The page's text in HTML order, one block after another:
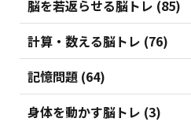
脳を若返らせる脳トレ (85)
計算・数える脳トレ (76)
記憶問題 (64)
身体を動かす脳トレ (3)